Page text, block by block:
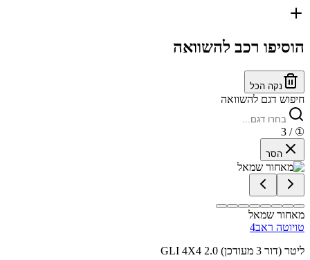
הוסיפו רכב להשוואה
נקה הכל
חיפוש דגם להשוואה
①
/ 3
הסר
מאחור שמאל
טויוטה ראב4
GLI 4X4 2.0 ליטר (דור 3 מעודכן)